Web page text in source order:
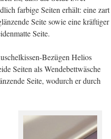
farbige Seiten erhält: eine zart
Seite sowie eine kräftiger
Seite.
Bezügen Helios
Seiten als Wendebettwäsche
Seite, wodurch er durch